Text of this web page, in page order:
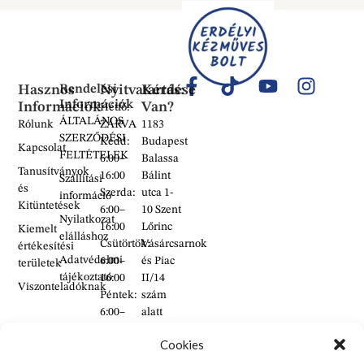
Cookies
Hasznos
Információk
Rólunk
Kapcsolat
Tanusítványok
és
Kitüntetések
Kiemelt
értékesítési
területek
Viszonteladóknak
Rendelési
Információk
ÁLTALÁNOS
SZERZŐDÉSI
FELTÉTELEK
Szállítási
információ
Nyilatkozat
elálláshoz
Adatvédelmi
tájékoztató
Kérdése
Van?
1183
Budapest
Balassa
Bálint
utca 1-
10 Szent
Lőrinc
Vásárcsarnok
és Piac
II/14
szám
alatt
üzlet
Nyitvatartás:
Hétfő:
ZÁRVA
Kedd:
6:00–
16:00
Szerda:
6:00–
16:00
Csütörtök:
6:00–
16:00
Péntek:
6:00–